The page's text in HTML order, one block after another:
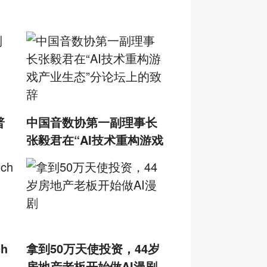
中国音数协第一副理事长
张毅君在“AI技术重构游戏
产业生态”分论坛上的致辞
拿到50万天使投资，44岁